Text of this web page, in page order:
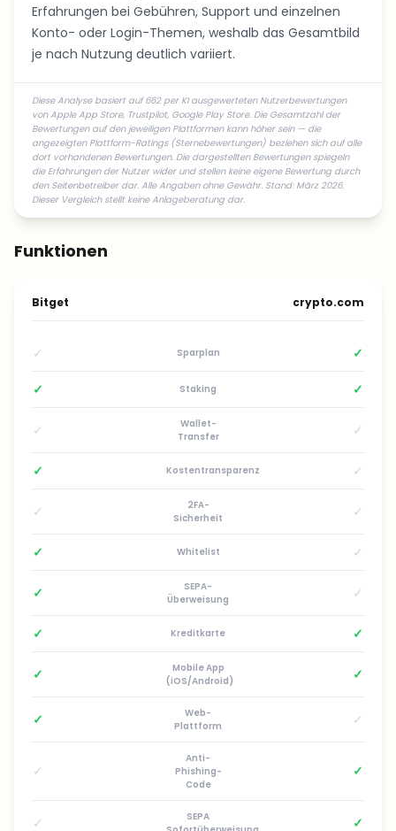
Erfahrungen bei Gebühren, Support und einzelnen
Konto- oder Login-Themen, weshalb das Gesamtbild
je nach Nutzung deutlich variiert.
Diese Analyse basiert auf 662 per KI ausgewerteten Nutzerbewertungen
von Apple App Store, Trustpilot, Google Play Store. Die Gesamtzahl der
Bewertungen auf den jeweiligen Plattformen kann höher sein — die
angezeigten Plattform-Ratings (Sternebewertungen) beziehen sich auf alle
dort vorhandenen Bewertungen. Die dargestellten Bewertungen spiegeln
die Erfahrungen der Nutzer wider und stellen keine eigene Bewertung durch
den Seitenbetreiber dar. Alle Angaben ohne Gewähr. Stand: März 2026.
Dieser Vergleich stellt keine Anlageberatung dar.
Funktionen
Bitget crypto.com
✓ Sparplan ✓
✓ Staking ✓
✓
Wallet-
Transfer
✓
✓ Kostentransparenz ✓
✓
2FA-
Sicherheit
✓
✓ Whitelist ✓
✓
SEPA-
Überweisung
✓
✓ Kreditkarte ✓
✓
Mobile App
(iOS/Android)
✓
✓
Web-
Plattform
✓
✓
Anti-
Phishing-
Code
✓
✓
SEPA
✓